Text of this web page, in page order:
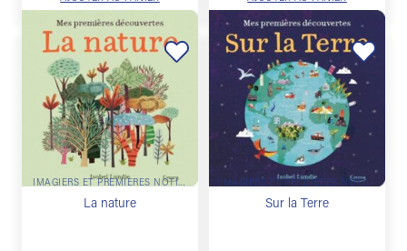
Ajouter
à la
liste de
souhaits
IMAGIERS ET PREMIÈRES NOTIONS
La nature
Ajouter
à la
liste de
souhaits
IMAGIERS ET PREMIÈRES NOTIONS
Sur la Terre